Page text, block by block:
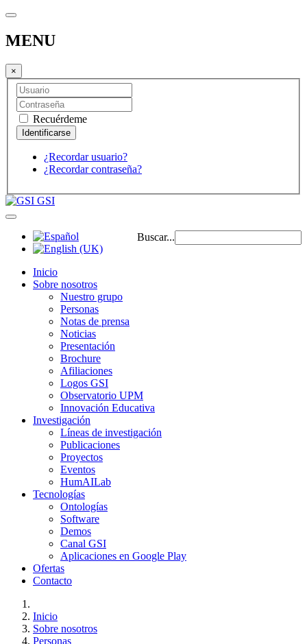
MENU
×
Recuérdeme
¿Recordar usuario?
¿Recordar contraseña?
GSI
Buscar...
Inicio
Sobre nosotros
Nuestro grupo
Personas
Notas de prensa
Noticias
Presentación
Brochure
Afiliaciones
Logos GSI
Observatorio UPM
Innovación Educativa
Investigación
Líneas de investigación
Publicaciones
Proyectos
Eventos
HumAILab
Tecnologías
Ontologías
Software
Demos
Canal GSI
Aplicaciones en Google Play
Ofertas
Contacto
Inicio
Sobre nosotros
Personas